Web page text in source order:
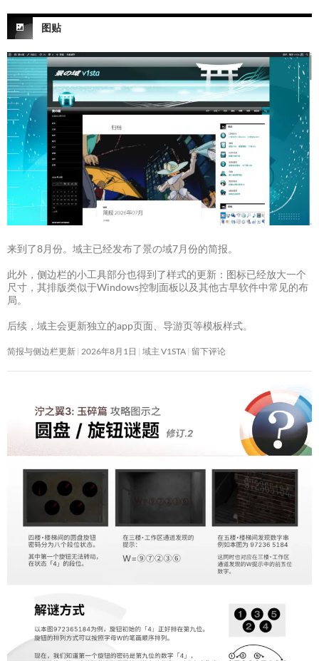
图贴
来到了8月份。域主已经发布了景の域7月份的简报。
此外，侧边栏的小工具部分也得到了样式的更新：图标已经放大一个
尺寸，其排版类似于Windows控制面板以及其他古早软件中常见的布
局。
后续，域主会更新独立的app页面、导游页等模板样式。
简报与侧边栏更新 2026年8月1日 域主 V1STA 留下评论